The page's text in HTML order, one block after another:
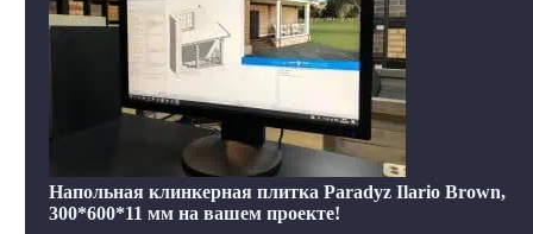
Напольная клинкерная плитка Paradyz Ilario Brown,
300*600*11 мм на вашем проекте!